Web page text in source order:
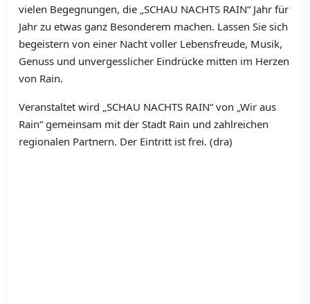
vielen Begegnungen, die „SCHAU NACHTS RAIN“ Jahr für
Jahr zu etwas ganz Besonderem machen. Lassen Sie sich
begeistern von einer Nacht voller Lebensfreude, Musik,
Genuss und unvergesslicher Eindrücke mitten im Herzen
von Rain.
Veranstaltet wird „SCHAU NACHTS RAIN“ von „Wir aus
Rain“ gemeinsam mit der Stadt Rain und zahlreichen
regionalen Partnern. Der Eintritt ist frei. (dra)